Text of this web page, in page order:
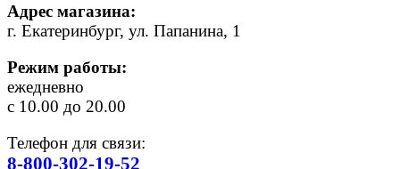
Адрес магазина:
г. Екатеринбург, ул. Папанина, 1
Режим работы:
ежедневно
с 10.00 до 20.00
Телефон для связи:
8-800-302-19-52